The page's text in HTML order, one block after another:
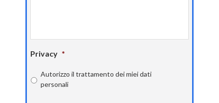
Privacy *
Autorizzo il trattamento dei miei dati
personali